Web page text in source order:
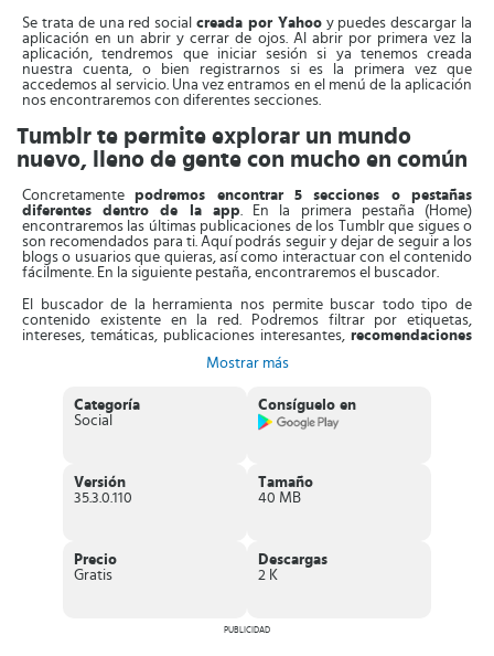
Se trata de una red social creada por Yahooy puedes descargar la
aplicación en un abrir y cerrar de ojos. Al abrir por primera vez la
aplicación, tendremos que iniciar sesión si ya tenemos creada
nuestra cuenta, o bien registrarnos si es la primera vez que
accedemos al servicio. Una vez entramos en el menú de la aplicación
nos encontraremos con diferentes secciones.
Tumblr te permite explorar un mundo
nuevo, lleno de gente con mucho en común
Concretamentepodremos encontrar 5 secciones o pestañas
diferentes dentro de la app. En la primera pestaña (Home)
encontraremos las últimas publicaciones de los Tumblr que sigues o
son recomendados para ti. Aquí podrás seguir y dejar de seguir a los
blogs o usuarios que quieras, así como interactuar con el contenido
fácilmente. En la siguiente pestaña, encontraremos el buscador.
El buscador de la herramienta nos permite buscar todo tipo de
contenido existente en la red. Podremos filtrar por etiquetas,
intereses, temáticas, publicaciones interesantes, recomendaciones
quieras encontrar, lo podrás hacer en esta pestaña.
La siguiente sección será el publicador. A través de esta herramienta
podremospublicar contenido nuevo de forma rápida y sencilla
desde nuestros dispositivos. Más a la derecha, encontraremos el
etiquetado...) y la bandeja de entrada de los mensajes privados.
También, podremos enviar mensajes a otra gente como tu
fácilmente.
modificar toda la información visible para el resto de la comunidad.
Elige una imagen de perfil, un fondo de pantalla y visualiza
Características principales de Tumblr
Mostrar más
Categoría
Social
Consíguelo en
Versión
35.3.0.110
Tamaño
40 MB
Precio
Gratis
Descargas
2 K
PUBLICIDAD